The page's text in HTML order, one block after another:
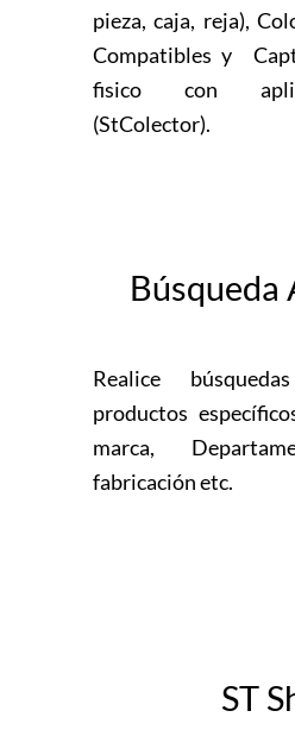
pieza, caja, reja),
Compatibles y
fisico con
(StColector).
Búsqueda
Realice
productos
marca,
fabricación etc.
ST